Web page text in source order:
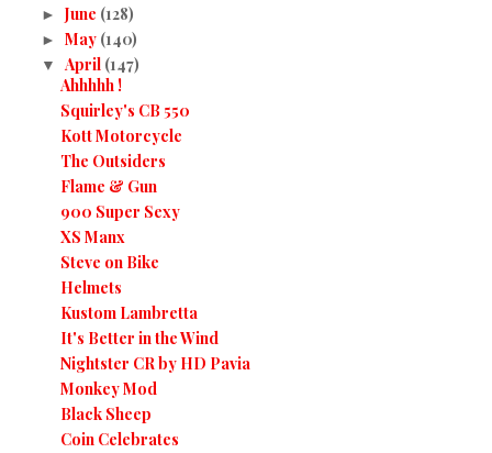
► June (128)
► May (140)
▼ April (147)
Ahhhhh !
Squirley's CB 550
Kott Motorcycle
The Outsiders
Flame & Gun
900 Super Sexy
XS Manx
Steve on Bike
Helmets
Kustom Lambretta
It's Better in the Wind
Nightster CR by HD Pavia
Monkey Mod
Black Sheep
Coin Celebrates